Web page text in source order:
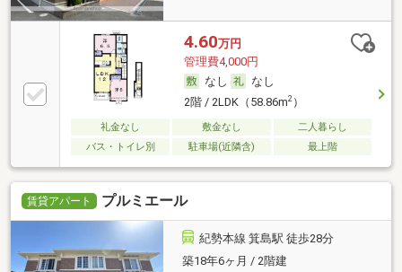
4.60万円
管理費4,000円
なし
なし
2階 / 2LDK（58.86m2）
礼金なし 敷金なし
二人暮らし
バス・トイレ別
駐車場(近隣含) 最上階
賃貸アパート プルミエール
紀勢本線 箕島駅 徒歩28分
築18年6ヶ月 / 2階建